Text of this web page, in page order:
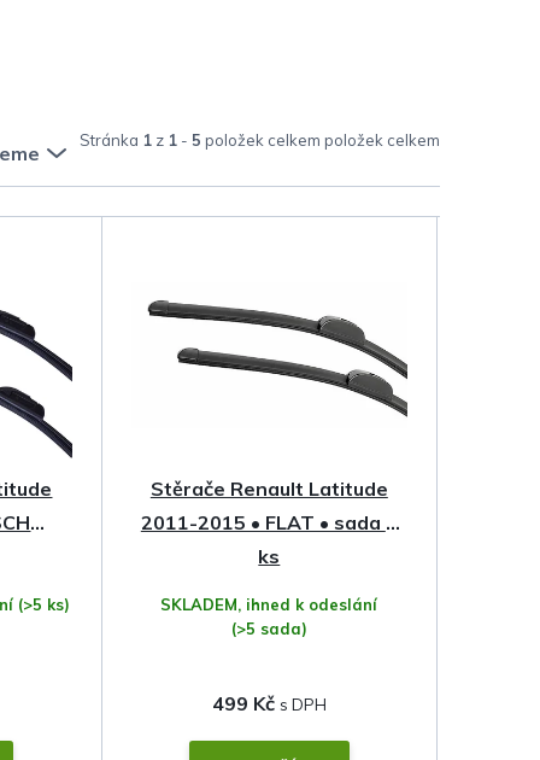
Stránka 1 z 1 - 5 položek celkem
(>5 ks)
Stěrače Renault Latitude
2011-2015 • FLAT • sada 2
ks
SKLADEM, ihned k odeslání
(>5 sada)
499 Kč